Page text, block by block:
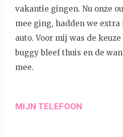
vakantie gingen. Nu onze
mee ging, hadden we
auto. Voor mij was de
buggy bleef thuis en de
mee.
MIJN TELEFOON